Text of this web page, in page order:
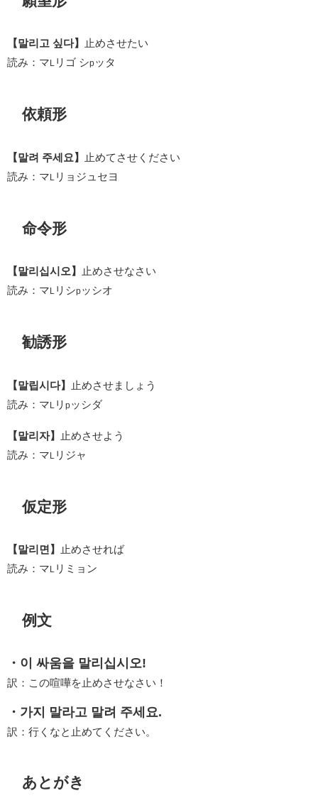
【말리고 싶다】
止めさせたい
読み：マ
リゴ シpッタ
依頼形
【말려 주세요】
止めてさせください
読み：マ
リョジュセヨ
命令形
【말리십시오】
止めさせなさい
読み：マ
リシpッシオ
勧誘形
【말립시다】
止めさせましょう
読み：マ
リ pッシダ
【말리자】
止めさせよう
読み：マ
リジャ
仮定形
【말리면】
止めさせれば
読み：マ
リミョン
例文
・이 싸움을 말리십시오!
訳：この喧嘩を止めさせなさい！
・가지 말라고 말려 주세요.
訳：行くなと止めてください。
あとがき